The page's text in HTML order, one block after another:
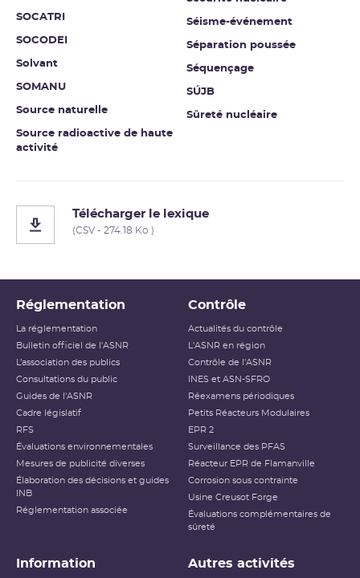
SOCATRI
SOCODEI
Solvant
SOMANU
Source naturelle
Source radioactive de haute
activité
Séisme-événement
Séparation poussée
Séquençage
SÚJB
Sûreté nucléaire
Télécharger le lexique
(CSV - 274.18 Ko )
Réglementation
La réglementation
Bulletin officiel de l'ASNR
L’association des publics
Consultations du public
Guides de l'ASNR
Cadre législatif
RFS
Évaluations environnementales
Mesures de publicité diverses
Élaboration des décisions et guides
INB
Réglementation associée
Contrôle
Actualités du contrôle
L'ASNR en région
Contrôle de l'ASNR
INES et ASN-SFRO
Réexamens périodiques
Petits Réacteurs Modulaires
EPR 2
Surveillance des PFAS
Réacteur EPR de Flamanville
Corrosion sous contrainte
Usine Creusot Forge
Évaluations complémentaires de
sûreté
Information Autres activités